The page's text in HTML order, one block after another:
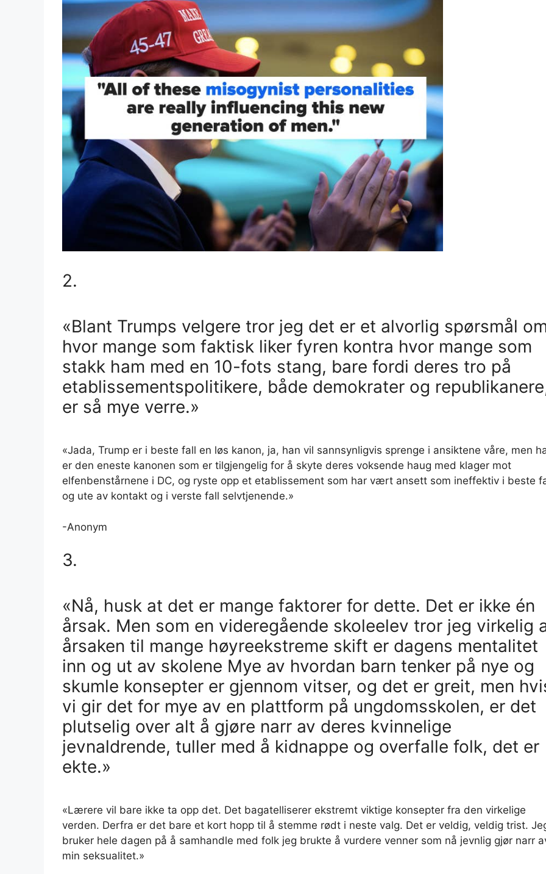
2.
«Blant Trumps velgere tror jeg det er et alvorlig spørsmål
hvor mange som faktisk liker fyren kontra hvor mange som
stakk ham med en 10-fots stang, bare fordi deres tro på
etablissementspolitikere, både demokrater og
er så mye verre.»
«Jada, Trump er i beste fall en løs kanon, ja, han vil sannsynligvis sprenge i ansiktene våre, men
er den eneste kanonen som er tilgjengelig for å skyte deres voksende haug med klager mot
elfenbenstårnene i DC, og ryste opp et etablissement som har vært ansett som ineffektiv i beste
og ute av kontakt og i verste fall selvtjenende.»
-Anonym
3.
«Nå, husk at det er mange faktorer for dette. Det er ikke én
årsak. Men som en videregående skoleelev tror jeg virkelig
årsaken til mange høyreekstreme skift er dagens mentalitet
inn og ut av skolene Mye av hvordan barn tenker på nye og
skumle konsepter er gjennom vitser, og det er greit, men
vi gir det for mye av en plattform på ungdomsskolen, er det
plutselig over alt å gjøre narr av deres kvinnelige
jevnaldrende, tuller med å kidnappe og overfalle folk, det er
ekte.»
«Lærere vil bare ikke ta opp det. Det bagatelliserer ekstremt viktige konsepter fra den virkelige
verden. Derfra er det bare et kort hopp til å stemme rødt i neste valg. Det er veldig, veldig trist.
bruker hele dagen på å samhandle med folk jeg brukte å vurdere venner som nå jevnlig gjør narr
min seksualitet.»